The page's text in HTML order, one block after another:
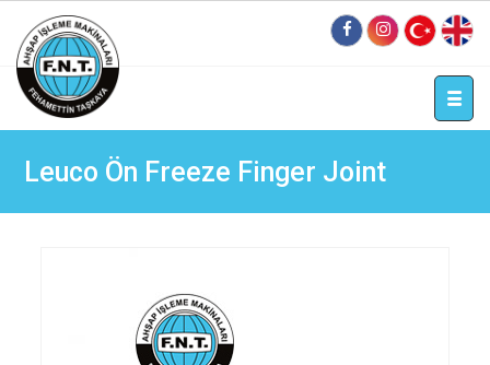
Leuco Ön Freeze Finger Joint